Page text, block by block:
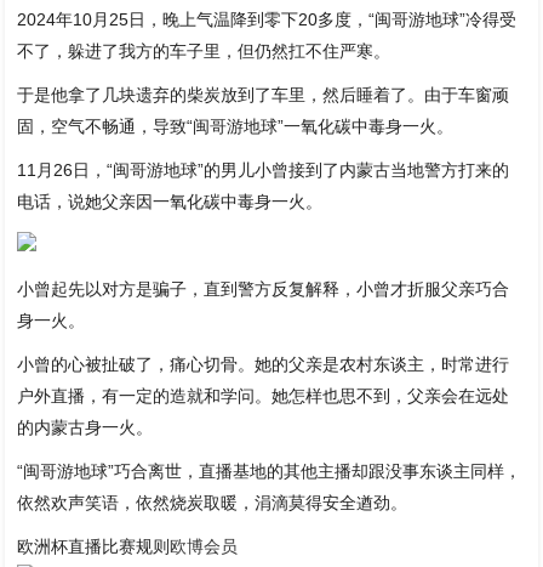
2024年10月25日，晚上气温降到零下20多度，“闽哥游地球”冷得受
不了，躲进了我方的车子里，但仍然扛不住严寒。
于是他拿了几块遗弃的柴炭放到了车里，然后睡着了。由于车窗顽
固，空气不畅通，导致“闽哥游地球”一氧化碳中毒身一火。
11月26日，“闽哥游地球”的男儿小曾接到了内蒙古当地警方打来的
电话，说她父亲因一氧化碳中毒身一火。
小曾起先以对方是骗子，直到警方反复解释，小曾才折服父亲巧合
身一火。
小曾的心被扯破了，痛心切骨。她的父亲是农村东谈主，时常进行
户外直播，有一定的造就和学问。她怎样也思不到，父亲会在远处
的内蒙古身一火。
“闽哥游地球”巧合离世，直播基地的其他主播却跟没事东谈主同样，
依然欢声笑语，依然烧炭取暖，涓滴莫得安全遒劲。
欧洲杯直播比赛规则欧博会员